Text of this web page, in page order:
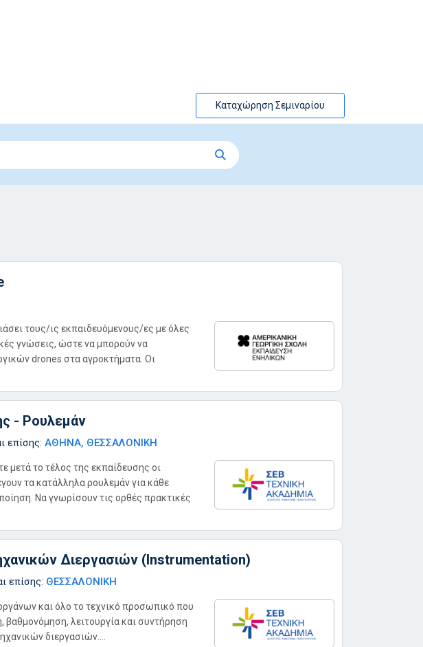
Καταχώρηση Σεμιναρίου
τους/ις εκπαιδευόμενους/ες με όλες
γνώσεις, ώστε να μπορούν να
drones στα αγροκτήματα. Οι
- Ρουλεμάν
επίσης: ΑΘΗΝΑ, ΘΕΣΣΑΛΟΝΙΚΗ
το τέλος της εκπαίδευσης οι
τα κατάλληλα ρουλεμάν για κάθε
Να γνωρίσουν τις ορθές πρακτικές
Διεργασιών (Instrumentation)
επίσης: ΘΕΣΣΑΛΟΝΙΚΗ
και όλο το τεχνικό προσωπικό που
βαθμονόμηση, λειτουργία και συντήρηση
διεργασιών....